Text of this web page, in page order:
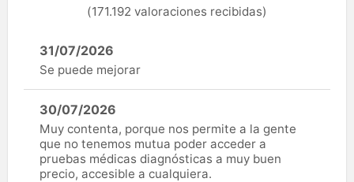
(171.192 valoraciones recibidas)
31/07/2026
Se puede mejorar
30/07/2026
Muy contenta, porque nos permite a la gente
que no tenemos mutua poder acceder a
pruebas médicas diagnósticas a muy buen
precio, accesible a cualquiera.